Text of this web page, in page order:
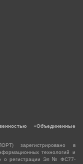
«Объединенные
зарегистрировано в
технологий и
о регистрации Эл № ФС77-